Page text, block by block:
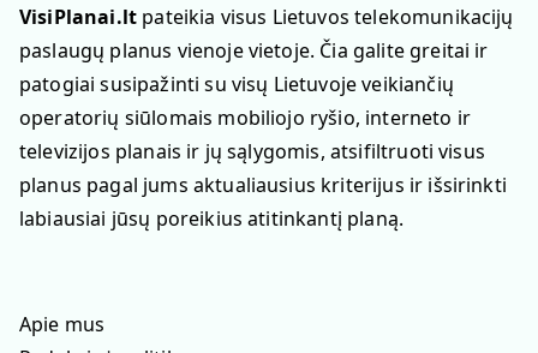
VisiPlanai.lt pateikia visus Lietuvos telekomunikacijų
paslaugų planus vienoje vietoje. Čia galite greitai ir
patogiai susipažinti su visų Lietuvoje veikiančių
operatorių siūlomais mobiliojo ryšio, interneto ir
televizijos planais ir jų sąlygomis, atsifiltruoti visus
planus pagal jums aktualiausius kriterijus ir išsirinkti
labiausiai jūsų poreikius atitinkantį planą.
Apie mus